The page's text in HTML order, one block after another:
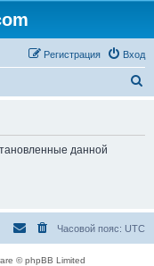
Вход
Регистрация
данной
Часовой пояс: UTC
© phpBB Limited